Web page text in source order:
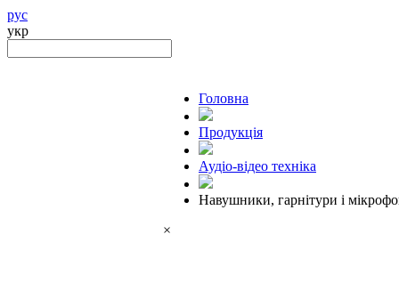
рус
укр
Головна
Продукцiя
Аудіо-відео техніка
Навушники, гарнітури і
×